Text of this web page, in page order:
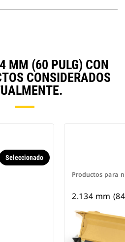
MM (60 PULG) CON
CONSIDERADOS
Seleccionado
Productos para
2.134 mm